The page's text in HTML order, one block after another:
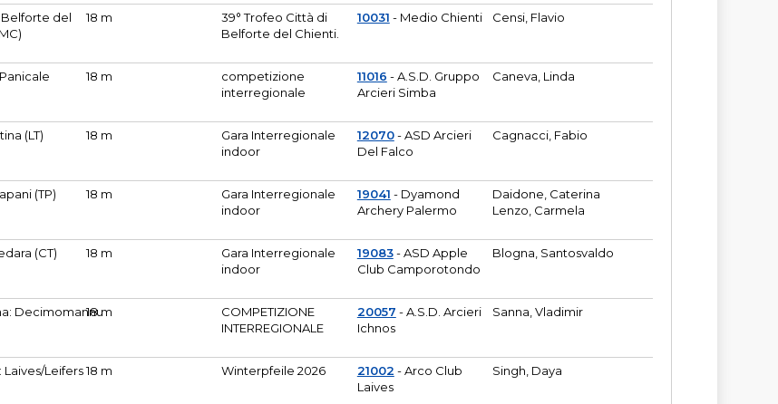
del
18 m
39° Trofeo Città di
Belforte del Chienti.
10031 - Medio Chienti Censi, Flavio
18 m
competizione
interregionale
11016 - A.S.D. Gruppo
Arcieri Simba
Caneva, Linda
(LT) 18 m
Gara Interregionale
indoor
12070- ASD Arcieri
Del Falco
Cagnacci, Fabio
(TP) 18 m
Gara Interregionale
indoor
19041 - Dyamond
Archery Palermo
Daidone, Caterina
Lenzo, Carmela
(CT) 18 m
Gara Interregionale
indoor
19083- ASD Apple
Club Camporotondo
Blogna, Santosvaldo
Decimomannu
18 m
COMPETIZIONE
INTERREGIONALE
20057 - A.S.D. Arcieri
Ichnos
Sanna, Vladimir
Laives/Leifers18 m Winterpfeile 2026 21002 - Arco Club
Laives
Singh, Daya